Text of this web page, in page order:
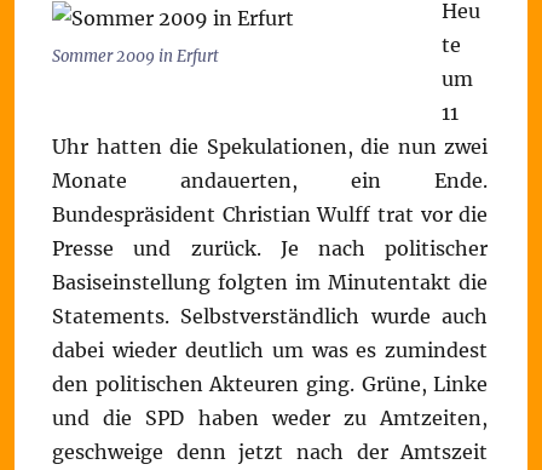
Sommer 2009 in Erfurt
Heu
te
um
11
Uhr hatten die Spekulationen, die nun zwei
Monate andauerten, ein Ende.
Bundespräsident Christian Wulff trat vor die
Presse und zurück. Je nach politischer
Basiseinstellung folgten im Minutentakt die
Statements. Selbstverständlich wurde auch
dabei wieder deutlich um was es zumindest
den politischen Akteuren ging. Grüne, Linke
und die SPD haben weder zu Amtzeiten,
geschweige denn jetzt nach der Amtszeit